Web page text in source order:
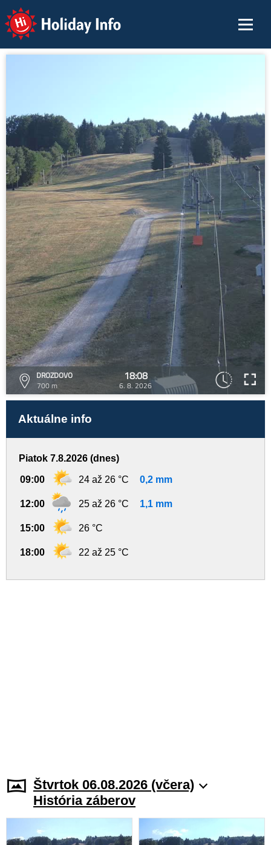
Holiday Info
DROZDOVO
700 m
18:08
6. 8. 2026
Aktuálne info
Piatok 7.8.2026 (dnes)
09:00 24 až 26 °C 0,2 mm
12:00 25 až 26 °C 1,1 mm
15:00 26 °C
18:00 22 až 25 °C
Štvrtok 06.08.2026 (včera)
História záberov